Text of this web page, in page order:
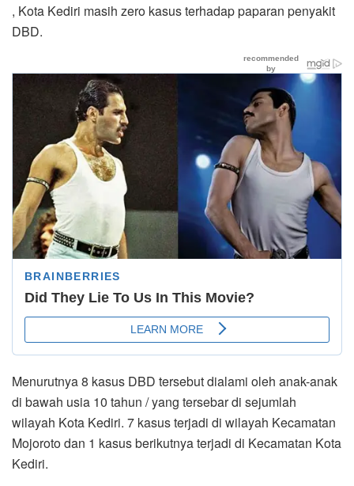
, Kota Kediri masih zero kasus terhadap paparan penyakit
DBD.
Menurutnya 8 kasus DBD tersebut dialami oleh anak-anak
di bawah usia 10 tahun / yang tersebar di sejumlah
wilayah Kota Kediri. 7 kasus terjadi di wilayah Kecamatan
Mojoroto dan 1 kasus berikutnya terjadi di Kecamatan Kota
Kediri.